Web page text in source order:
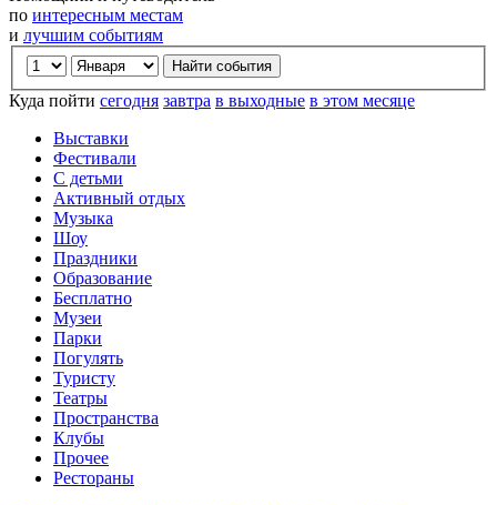
по интересным местам
и лучшим событиям
Куда пойти сегодня завтра в выходные в этом месяце
Выставки
Фестивали
С детьми
Активный отдых
Музыка
Шоу
Праздники
Образование
Бесплатно
Музеи
Парки
Погулять
Туристу
Театры
Пространства
Клубы
Прочее
Рестораны